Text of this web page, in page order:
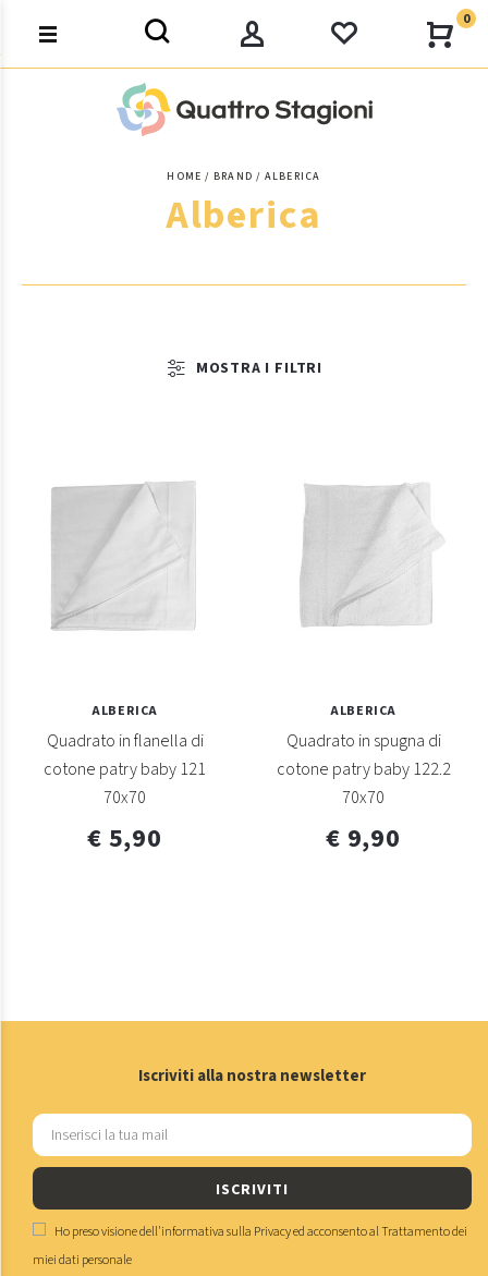
0
HOME BRAND ALBERICA
Alberica
MOSTRA I FILTRI
ALBERICA
Quadrato in flanella di
cotone patry baby 121
70x70
€ 5,90
ALBERICA
Quadrato in spugna di
cotone patry baby 122.2
70x70
€ 9,90
Iscriviti alla nostra newsletter
ISCRIVITI
Ho preso visione dell'informativa sulla Privacyed acconsento alTrattamento dei
miei dati personale